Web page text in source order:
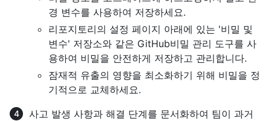
경 변수를 사용하여 저장하세요.
리포지토리의 설정 페이지 아래에 있는 '비밀 및
변수' 저장소와 같은 GitHub비밀 관리 도구를 사
용하여 비밀을 안전하게 저장하고 관리합니다.
잠재적 유출의 영향을 최소화하기 위해 비밀을 정
기적으로 교체하세요.
사고 발생 사항과 해결 단계를 문서화하여 팀이 과거